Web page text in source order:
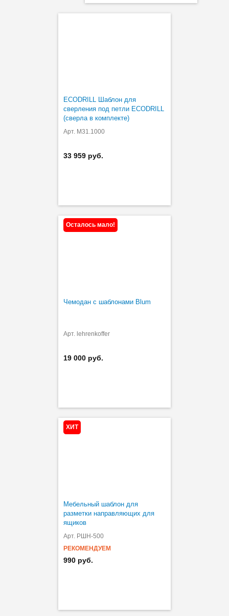
ECODRILL Шаблон для
сверления под петли ECODRILL
(сверла в комплекте)
Арт. M31.1000
33 959 руб.
Осталось мало!
Чемодан с шаблонами Blum
Арт. lehrenkoffer
19 000 руб.
ХИТ
Мебельный шаблон для
разметки направляющих для
ящиков
Арт. РШН-500
РЕКОМЕНДУЕМ
990 руб.